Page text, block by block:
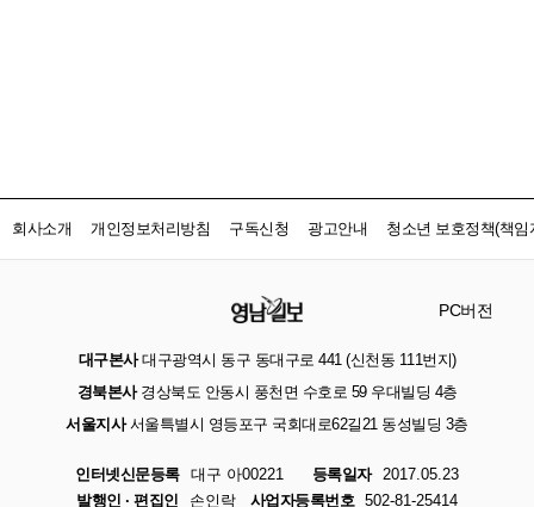
회사소개 개인정보처리방침 구독신청 광고안내 청소년 보호정책(책임
PC버전
대구본사대구광역시 동구 동대구로 441 (신천동 111번지)
경북본사경상북도 안동시 풍천면 수호로 59 우대빌딩 4층
서울지사서울특별시 영등포구 국회대로62길21 동성빌딩 3층
인터넷신문등록 대구 아00221 등록일자
2017.05.23
발행인 · 편집인
손인락 사업자등록번호 502-81-25414